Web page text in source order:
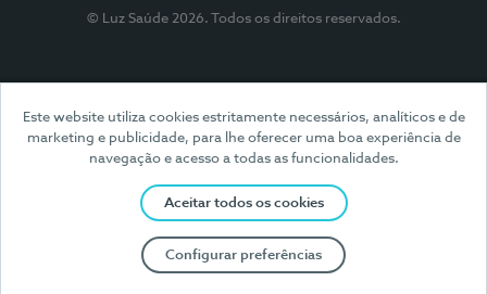
Este website utiliza cookies estritamente necessários, analíticos e de
marketing e publicidade, para lhe oferecer uma boa experiência de
navegação e acesso a todas as funcionalidades.
Aceitar todos os cookies
Configurar preferências
© Luz Saúde 2026. Todos os direitos reservados.